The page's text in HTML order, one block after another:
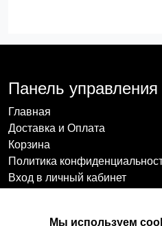
Панель управления
Главная
Доставка и Оплата
Корзина
Политика
Вход в личный кабинет
Мы используем